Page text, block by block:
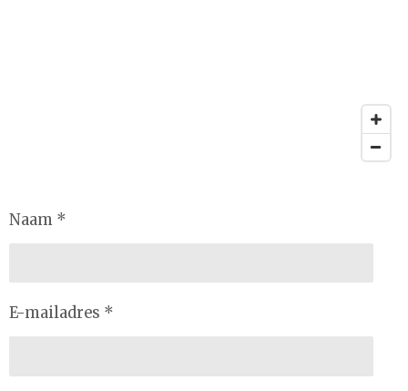
Naam *
E-mailadres *